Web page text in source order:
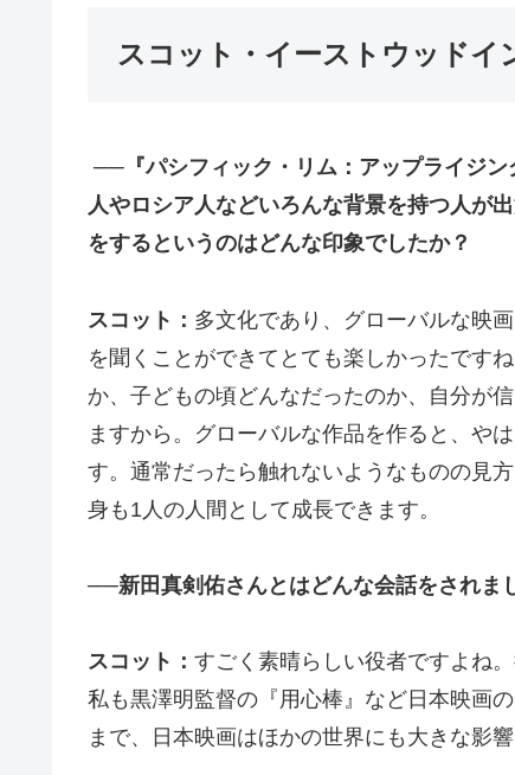
スコット・イーストウッドイ
──『パシフィック・リム：アップライジ
人やロシア人などいろんな背景を持つ人が
をするというのはどんな印象でしたか？
スコット： 多文化であり、グローバルな映
を聞くことができてとても楽しかったです
か、子どもの頃どんなだったのか、自分が
ますから。グローバルな作品を作ると、や
す。通常だったら触れないようなものの見
身も1人の人間として成長できます。
──新田真剣佑さんとはどんな会話をされま
スコット： すごく素晴らしい役者ですよね
私も黒澤明監督の『用心棒』など日本映画
まで、日本映画はほかの世界にも大きな影